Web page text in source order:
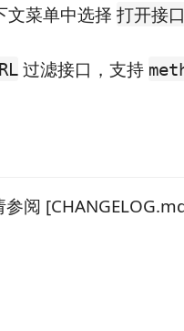
文菜单中选择 打开接
过滤接口，支持
阅